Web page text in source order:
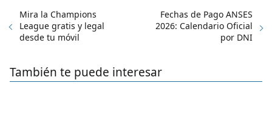
Mira la Champions
League gratis y legal
desde tu móvil
Fechas de Pago ANSES
2026: Calendario Oficial
por DNI
También te puede interesar